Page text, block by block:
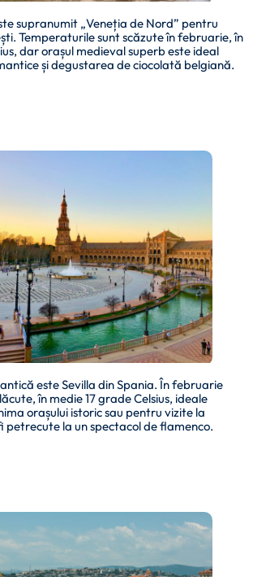
supranumit „Veneția de Nord” pentru
Temperaturile sunt scăzute în februarie, în
dar orașul medieval superb este ideal
și degustarea de ciocolată belgiană.
este Sevilla din Spania. În februarie
în medie 17 grade Celsius, ideale
orașului istoric sau pentru vizite la
petrecute la un spectacol de flamenco.